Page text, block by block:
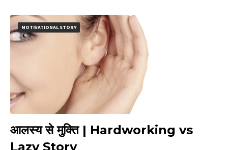
MOTIVATIONAL STORY
आलस्य से मुक्ति | Hardworking vs
Lazy Story